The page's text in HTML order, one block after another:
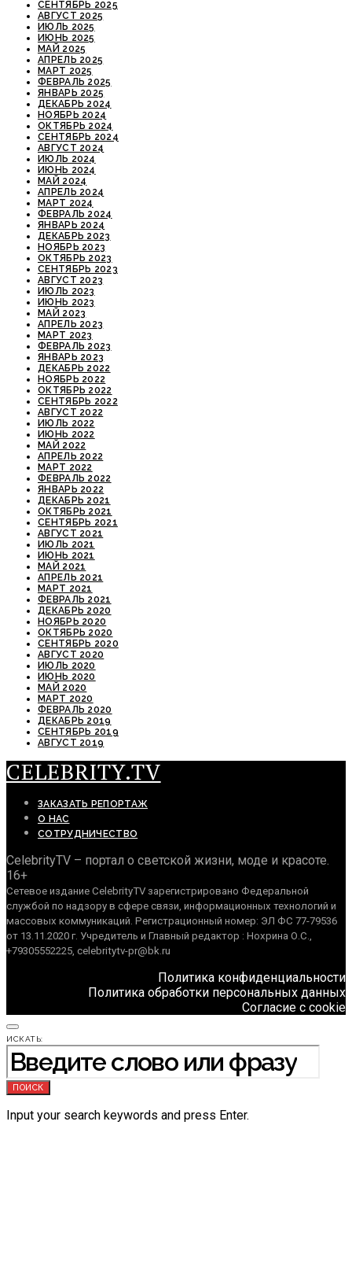
СЕНТЯБРЬ 2025
АВГУСТ 2025
ИЮЛЬ 2025
ИЮНЬ 2025
МАЙ 2025
АПРЕЛЬ 2025
МАРТ 2025
ФЕВРАЛЬ 2025
ЯНВАРЬ 2025
ДЕКАБРЬ 2024
НОЯБРЬ 2024
ОКТЯБРЬ 2024
СЕНТЯБРЬ 2024
АВГУСТ 2024
ИЮЛЬ 2024
ИЮНЬ 2024
МАЙ 2024
АПРЕЛЬ 2024
МАРТ 2024
ФЕВРАЛЬ 2024
ЯНВАРЬ 2024
ДЕКАБРЬ 2023
НОЯБРЬ 2023
ОКТЯБРЬ 2023
СЕНТЯБРЬ 2023
АВГУСТ 2023
ИЮЛЬ 2023
ИЮНЬ 2023
МАЙ 2023
АПРЕЛЬ 2023
МАРТ 2023
ФЕВРАЛЬ 2023
ЯНВАРЬ 2023
ДЕКАБРЬ 2022
НОЯБРЬ 2022
ОКТЯБРЬ 2022
СЕНТЯБРЬ 2022
АВГУСТ 2022
ИЮЛЬ 2022
ИЮНЬ 2022
МАЙ 2022
АПРЕЛЬ 2022
МАРТ 2022
ФЕВРАЛЬ 2022
ЯНВАРЬ 2022
ДЕКАБРЬ 2021
ОКТЯБРЬ 2021
СЕНТЯБРЬ 2021
АВГУСТ 2021
ИЮЛЬ 2021
ИЮНЬ 2021
МАЙ 2021
АПРЕЛЬ 2021
МАРТ 2021
ФЕВРАЛЬ 2021
ДЕКАБРЬ 2020
НОЯБРЬ 2020
ОКТЯБРЬ 2020
СЕНТЯБРЬ 2020
АВГУСТ 2020
ИЮЛЬ 2020
ИЮНЬ 2020
МАЙ 2020
МАРТ 2020
ФЕВРАЛЬ 2020
ДЕКАБРЬ 2019
СЕНТЯБРЬ 2019
АВГУСТ 2019
CELEBRITY.TV
ЗАКАЗАТЬ РЕПОРТАЖ
О НАС
СОТРУДНИЧЕСТВО
CelebrityTV – портал о светской жизни, моде и красоте.
16+
Сетевое издание CelebrityTV зарегистрировано Федеральной
службой по надзору в сфере связи, информационных технологий и
массовых коммуникаций. Регистрационный номер: ЭЛ ФС 77-79536
от 13.11.2020 г. Учредитель и Главный редактор : Нохрина О.С.,
+79305552225, celebritytv-pr@bk.ru
Политика конфиденциальности
Политика обработки персональных данных
Согласие с cookie
ИСКАТЬ:
ПОИСК
Input your search keywords and press Enter.